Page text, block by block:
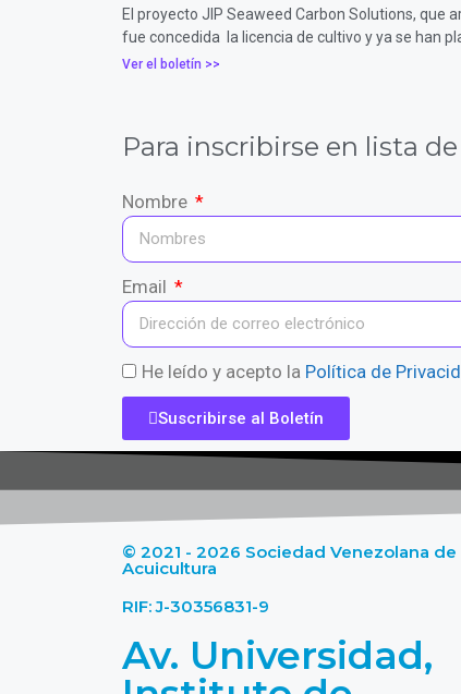
El proyecto JIP Seaweed Carbon Solutions, que
fue concedida la licencia de cultivo y ya se han
Ver el boletín >>
Para inscribirse en lista
Nombre
Email
He leído y acepto la Política de
Suscribirse al Boletín
© 2021 - 2026 Sociedad Venezolana de
Acuicultura
RIF: J-30356831-9
Av. Universidad,